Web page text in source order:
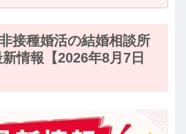
接種婚活の結婚相談所
情報【2026年8月7日